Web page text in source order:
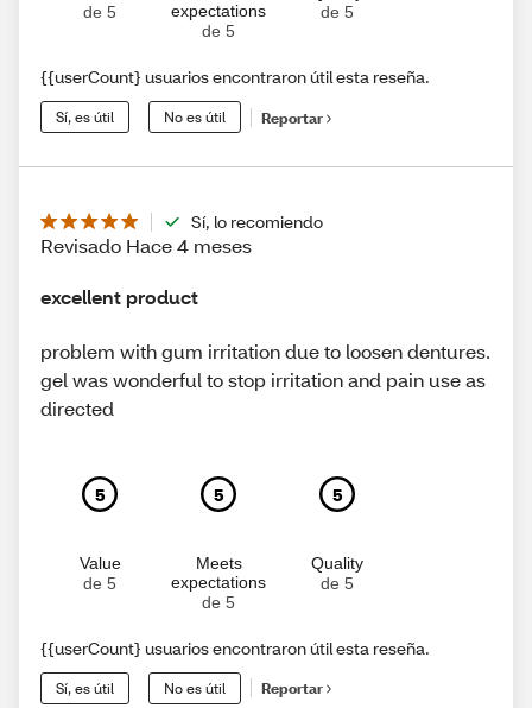
de 5
expectations
de 5
de 5
{{userCount} usuarios encontraron útil esta reseña.
Sí, es útil No es útil Reportar
Sí, lo recomiendo
Revisado Hace 4 meses
excellent product
problem with gum irritation due to loosen dentures.
gel was wonderful to stop irritation and pain use as
directed
5
Value
de 5
5
Meets
expectations
de 5
5
Quality
de 5
{{userCount} usuarios encontraron útil esta reseña.
Sí, es útil No es útil Reportar